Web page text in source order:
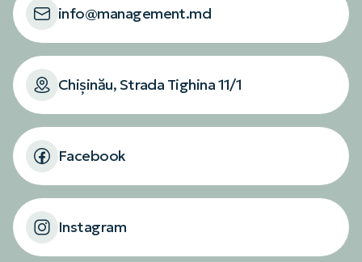
Facebook
info@management.md
Instagram
Chișinău, Strada Tighina 11/1